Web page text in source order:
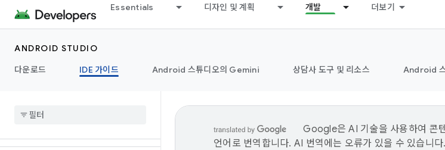
Essentials 디자인 및 계획 개발 더보기
ANDROID STUDIO
다운로드
IDE 가이드 Android 스튜디오의 Gemini 상담사 도구 및 리소스 Android 스
Google은 AI 기술을 사용하여 콘
언어로 번역합니다. AI 번역에는 오류가 있을 수 있습니다.